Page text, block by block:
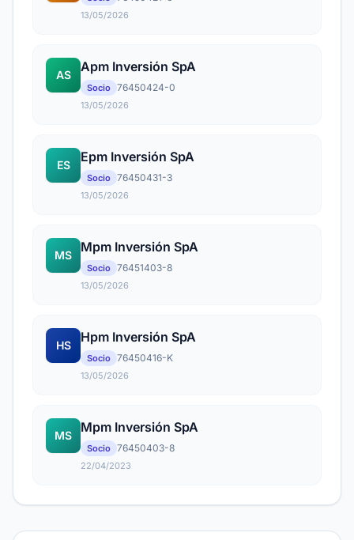
13/05/2026
AS
Apm Inversión SpA
Socio 76450424-0
13/05/2026
ES
Epm Inversión SpA
Socio 76450431-3
13/05/2026
MS
Mpm Inversión SpA
Socio 76451403-8
13/05/2026
HS
Hpm Inversión SpA
Socio 76450416-K
13/05/2026
MS
Mpm Inversión SpA
Socio 76450403-8
22/04/2023